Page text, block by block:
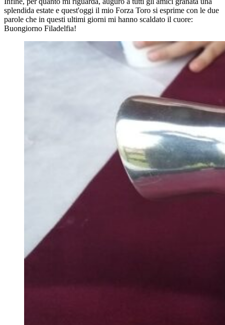
splendida estate e quest'oggi il mio Forza Toro si esprime con le due
parole che in questi ultimi giorni mi hanno scaldato il cuore:
Buongiorno Filadelfia!